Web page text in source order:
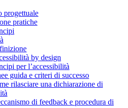
progettuale
pratiche
by design
per l’accessibilità
guida e criteri di successo
rilasciare una dichiarazione di
di feedback e procedura di